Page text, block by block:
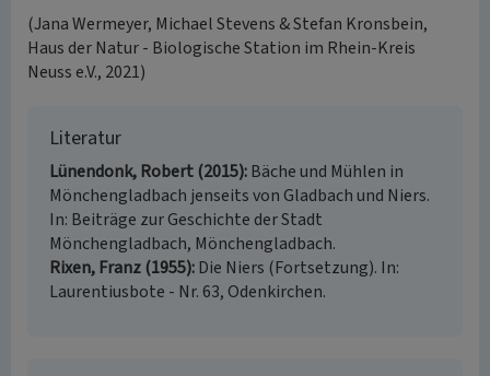
(Jana Wermeyer, Michael Stevens & Stefan Kronsbein,
Haus der Natur - Biologische Station im Rhein-Kreis
Neuss e.V., 2021)
Literatur
Lünendonk, Robert (2015) Bäche und Mühlen in
Mönchengladbach jenseits von Gladbach und Niers.
In: Beiträge zur Geschichte der Stadt
Mönchengladbach, Mönchengladbach.
Rixen, Franz (1955) Die Niers (Fortsetzung). In:
Laurentiusbote - Nr. 63, Odenkirchen.